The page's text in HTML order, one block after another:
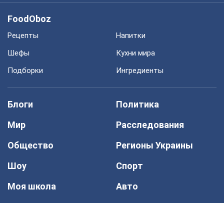
FoodOboz
Рецепты
Напитки
Шефы
Кухни мира
Подборки
Ингредиенты
Блоги
Политика
Мир
Расследования
Общество
Регионы Украины
Шоу
Спорт
Моя школа
Авто